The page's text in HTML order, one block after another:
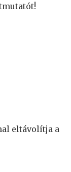
eltávolítja a